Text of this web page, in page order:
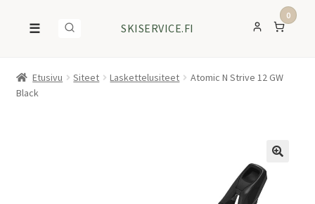
☰ SKISERVICE.FI
0
Etusivu Siteet Laskettelusiteet
Atomic N Strive 12 GW
Black